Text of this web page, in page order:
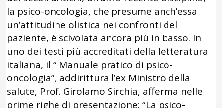
la psico-oncologia, che presume anch’essa
un’attitudine olistica nei confronti del
paziente, è scivolata ancora più in basso. In
uno dei testi più accreditati della letteratura
italiana, il “ Manuale pratico di psico-
oncologia”, addirittura l’ex Ministro della
salute, Prof. Girolamo Sirchia, afferma nelle
prime righe di presentazione: “La psico-